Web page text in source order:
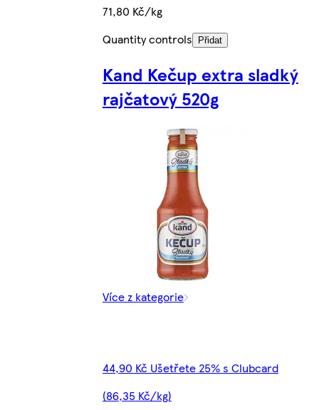
71,80 Kč/kg
Quantity controls
Přidat
Kand Kečup extra sladký
rajčatový 520g
Více z kategorie
44,90 Kč Ušetřete 25% s Clubcard
(86,35 Kč/kg)